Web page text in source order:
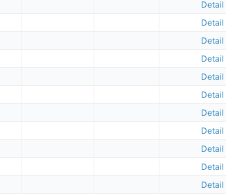
Detail
Detail
Detail
Detail
Detail
Detail
Detail
Detail
Detail
Detail
Detail